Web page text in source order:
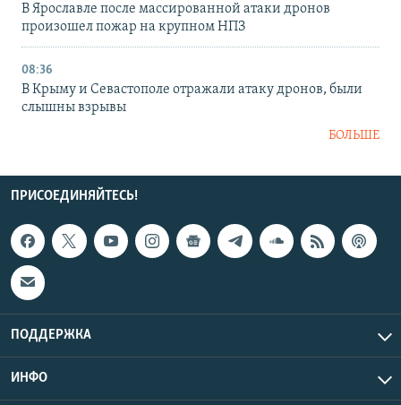
В Ярославле после массированной атаки дронов
произошел пожар на крупном НПЗ
08:36
В Крыму и Севастополе отражали атаку дронов, были
слышны взрывы
БОЛЬШЕ
ПРИСОЕДИНЯЙТЕСЬ!
ПОДДЕРЖКА
ИНФО